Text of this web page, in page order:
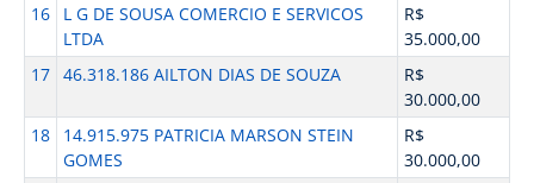
16
L G DE SOUSA COMERCIO E SERVICOS
LTDA
R$
35.000,00
17 46.318.186 AILTON DIAS DE SOUZA
R$
30.000,00
18
14.915.975 PATRICIA MARSON STEIN
GOMES
R$
30.000,00